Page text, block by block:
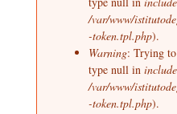
/var/www/
-token.tpl.php).
Warning: Trying to
type null in
/var/www/
-token.tpl.php).